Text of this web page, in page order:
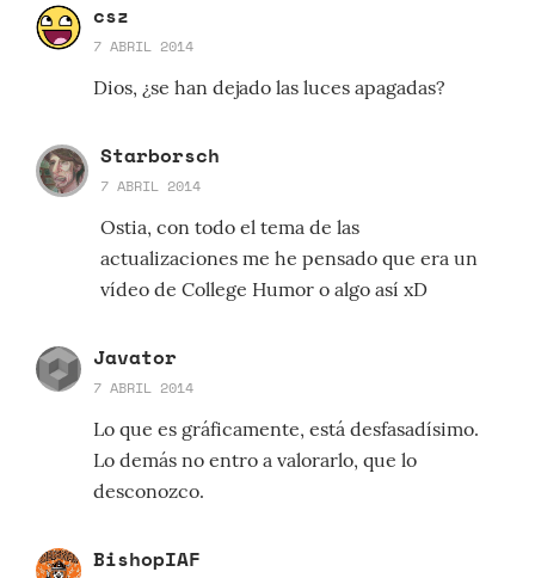
csz
7 ABRIL 2014
Dios, ¿se han dejado las luces apagadas?
Starborsch
7 ABRIL 2014
Ostia, con todo el tema de las
actualizaciones me he pensado que era un
vídeo de College Humor o algo así xD
Javator
7 ABRIL 2014
Lo que es gráficamente, está desfasadísimo.
Lo demás no entro a valorarlo, que lo
desconozco.
BishopIAF